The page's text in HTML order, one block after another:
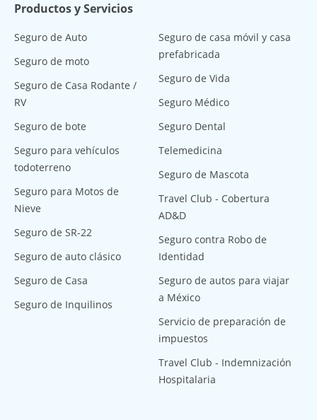
Productos y Servicios
Seguro de Auto
Seguro de moto
Seguro de Casa Rodante /
RV
Seguro de bote
Seguro para vehículos
todoterreno
Seguro para Motos de
Nieve
Seguro de SR-22
Seguro de auto clásico
Seguro de Casa
Seguro de Inquilinos
Seguro de casa móvil y casa
prefabricada
Seguro de Vida
Seguro Médico
Seguro Dental
Telemedicina
Seguro de Mascota
Travel Club - Cobertura
AD&D
Seguro contra Robo de
Identidad
Seguro de autos para viajar
a México
Servicio de preparación de
impuestos
Travel Club - Indemnización
Hospitalaria